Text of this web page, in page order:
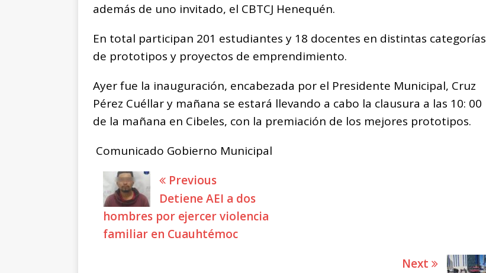
además de uno invitado, el CBTCJ Henequén.
En total participan 201 estudiantes y 18 docentes en distintas categorías
de prototipos y proyectos de emprendimiento.
Ayer fue la inauguración, encabezada por el Presidente Municipal, Cruz
Pérez Cuéllar y mañana se estará llevando a cabo la clausura a las 10: 00
de la mañana en Cibeles, con la premiación de los mejores prototipos.
Comunicado Gobierno Municipal
Previous
Detiene AEI a dos
hombres por ejercer violencia
familiar en Cuauhtémoc
Next